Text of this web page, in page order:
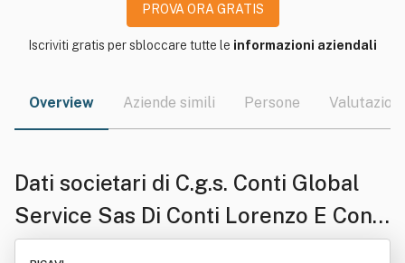
PROVA ORA GRATIS
Iscriviti gratis per sbloccare tutte le informazioni aziendali
Overview Aziende simili Persone Valutazioni
Dati societari di C.g.s. Conti Global
Service Sas Di Conti Lorenzo E Conti
Gabriele